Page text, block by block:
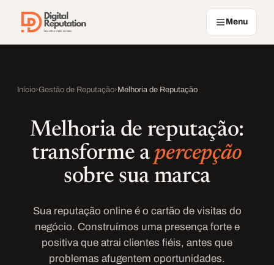
Menu
Início›Gestão de Reputação› Melhoria de Reputação
Melhoria de reputação:
transforme apercepção
sobre sua marca
Sua reputação online é o cartão de visitas do
negócio. Construímos uma presença forte e
positiva que atrai clientes fiéis, antes que
problemas afugentem oportunidades.